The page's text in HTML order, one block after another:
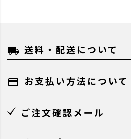
local_shipping 送料・配送について
payment お支払い方法について
ご注文確認メール